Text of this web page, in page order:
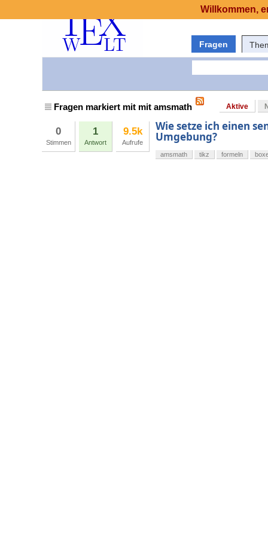
Fragen
Fragen markiert mit mit amsmath Aktive
0
Stimmen
1
Antwort
9.5k
Aufrufe
Wie setze ich einen
Umgebung?
amsmath tikz formeln
Willkommen,